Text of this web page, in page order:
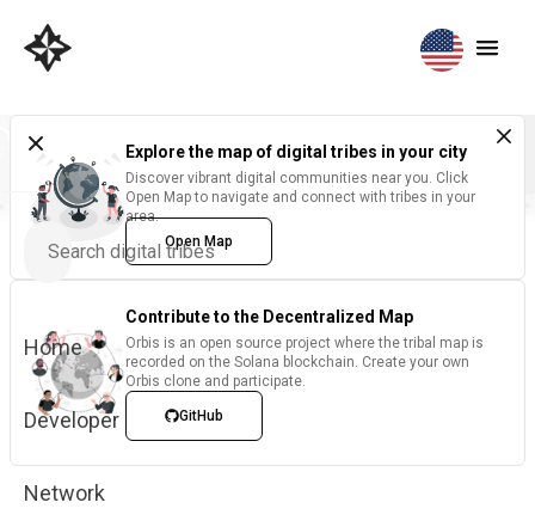
Home
Developer
Network
Explore the map of digital tribes in your city
Discover vibrant digital communities near you. Click
Open Map to navigate and connect with tribes in your
area.
Open Map
Contribute to the Decentralized Map
Orbis is an open source project where the tribal map is
recorded on the Solana blockchain. Create your own
Orbis clone and participate.
GitHub